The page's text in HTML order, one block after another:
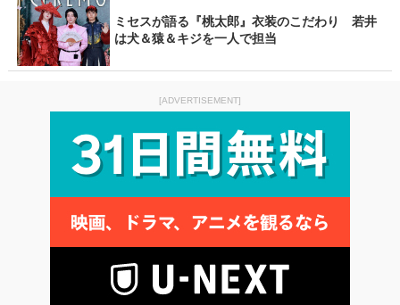
ミセスが語る『桃太郎』衣装のこだわり 若井
は犬＆猿＆キジを一人で担当
[ADVERTISEMENT]